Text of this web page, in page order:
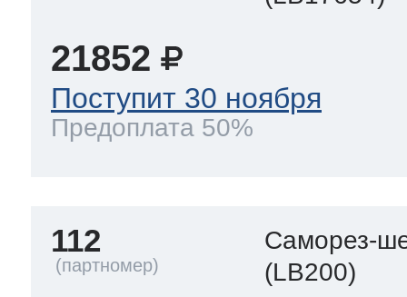
21852
Поступит 30 ноября
Предоплата 50%
112
Саморез-
(LB200)